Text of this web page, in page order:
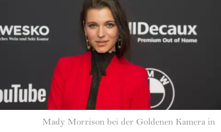
Mady Morrison bei der Goldenen Kamera in